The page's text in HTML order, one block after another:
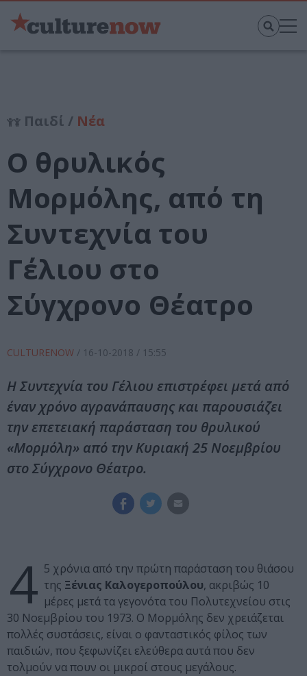
Παιδί / Νέα
Ο θρυλικός
Μορμόλης, από τη
Συντεχνία του
Γέλιου στο
Σύγχρονο Θέατρο
CULTURENOW / 16-10-2018 / 15:55
Η Συντεχνία του Γέλιου επιστρέφει μετά από
έναν χρόνο αγρανάπαυσης και παρουσιάζει
την επετειακή παράσταση του θρυλικού
«Μορμόλη» από την Κυριακή 25 Νοεμβρίου
στο Σύγχρονο Θέατρο.
4 5 χρόνια από την πρώτη παράσταση του θιάσου
της Ξένιας Καλογεροπούλου, ακριβώς 10
μέρες μετά τα γεγονότα του Πολυτεχνείου στις
30 Νοεμβρίου του 1973. Ο Μορμόλης δεν χρειάζεται
πολλές συστάσεις, είναι ο φανταστικός φίλος των
παιδιών, που ξεφωνίζει ελεύθερα αυτά που δεν
τολμούν να πουν οι μικροί στους μεγάλους.